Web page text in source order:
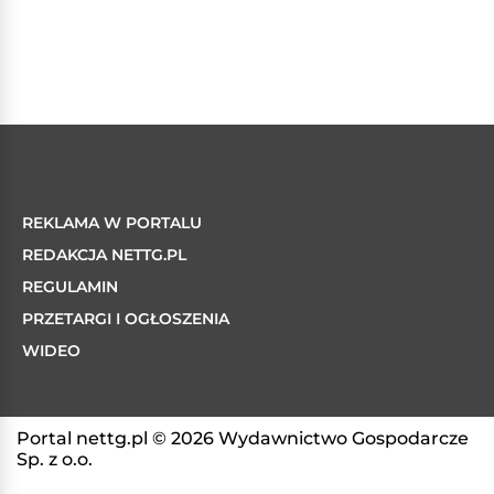
REKLAMA W PORTALU
REDAKCJA NETTG.PL
REGULAMIN
PRZETARGI I OGŁOSZENIA
WIDEO
Portal nettg.pl © 2026 Wydawnictwo Gospodarcze
Sp. z o.o.